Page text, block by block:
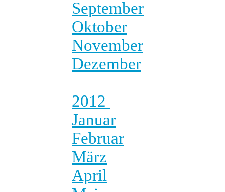
September
Oktober
November
Dezember
2012
Januar
Februar
März
April